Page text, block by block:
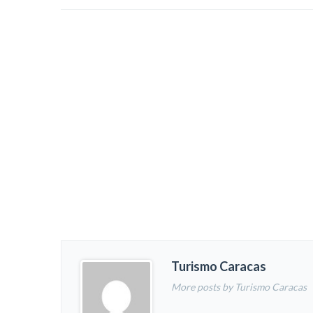
Turismo Caracas
More posts by Turismo Caracas